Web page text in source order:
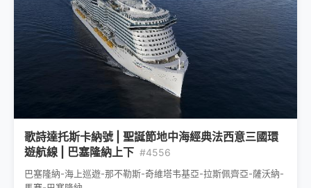
歌詩達托斯卡納號 | 聖誕節地中海經典法西意三國環
遊航線 | 巴塞隆納上下 #4556
巴塞隆納-海上巡遊-那不勒斯-奇維塔韦基亞-拉斯佩齊亞-薩沃納-